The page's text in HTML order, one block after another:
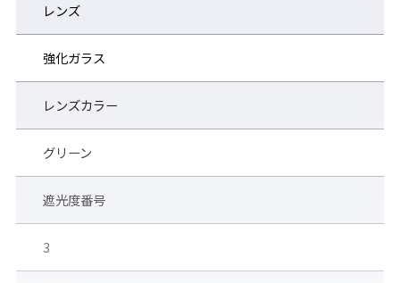
◆見学者や現場通過者など、
直接作業者以外も遮光めがね
が必要です◆
レンズ
強化ガラス
レンズカラー
グリーン
遮光度番号
3